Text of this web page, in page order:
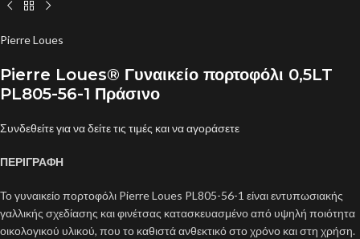
Pierre Loues
Pierre Loues® Γυναικείο πορτοφόλι 0,5LT
PL805-56-1 Πράσινο
Συνδεθείτε για να δείτε τις τιμές και να αγοράσετε
ΠΕΡΙΓΡΑΦΗ
Το γυναικείο πορτοφόλι Pierre Loues PL805-56-1 είναι εντυπωσιακής
γαλλικής σχεδίασης και φινέτσας κατασκευασμένο από υψηλή ποιότητα
οικολογικού υλικού, που το καθιστά ανθεκτικό στο χρόνο και στη χρήση.